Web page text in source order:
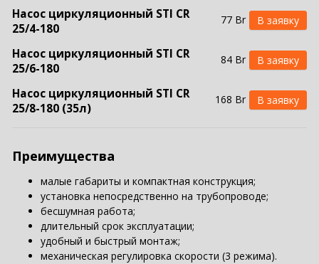
Насос циркуляционный STI CR
25/4-180
77 Br
Насос циркуляционный STI CR
25/6-180
84 Br
Насос циркуляционный STI CR
25/8-180 (35л)
168 Br
Преимущества
малые габариты и компактная конструкция;
установка непосредственно на трубопроводе;
бесшумная работа;
длительный срок эксплуатации;
удобный и быстрый монтаж;
механическая регулировка скорости (3 режима).